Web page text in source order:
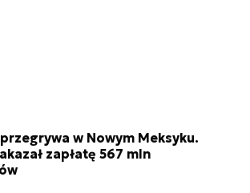
w Nowym Meksyku.
zapłatę 567 mln